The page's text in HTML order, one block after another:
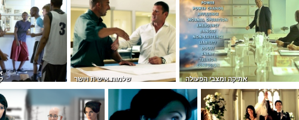
שלמות אישית ויושר אתיקה ומצבי הפעולה